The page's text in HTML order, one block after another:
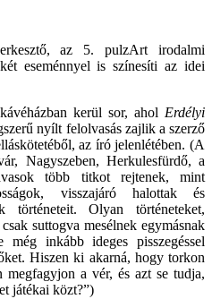
az 5. pulzArt irodalmi
eseménnyel is színesíti az idei
kerül sor, ahol Erdélyi
nyílt felolvasás zajlik a szerző
az író jelenlétében. (A
Nagyszeben, Herkulesfürdő, a
több titkot rejtenek, mint
visszajáró halottak és
történeteit. Olyan történeteket,
suttogva mesélnek egymásnak
inkább ideges pisszegéssel
Hiszen ki akarná, hogy torkon
megfagyjon a vér, és azt se tudja,
játékai közt?”)